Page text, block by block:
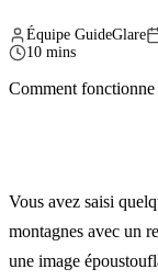
Équipe GuideGlare
10 mins
Comment
Vous avez saisi
montagnes avec un
une image